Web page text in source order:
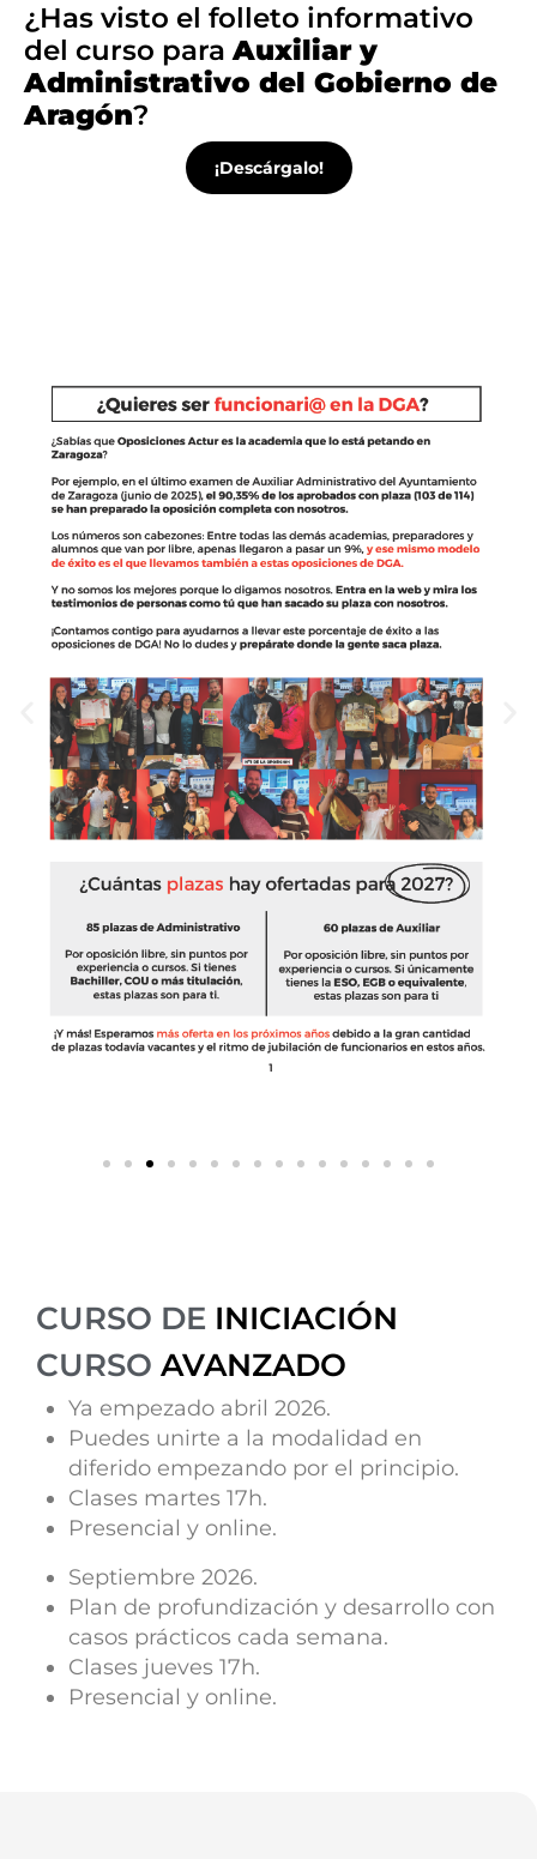
¿Has visto el folleto informativo
del curso paraAuxiliar y
Administrativo del Gobierno de
Aragón?
¡Descárgalo!
CURSO DE INICIACIÓN
CURSO AVANZADO
Ya empezado abril 2026.
Puedes unirte a la modalidad en
diferido empezando por el principio.
Clases martes 17h.
Presencial y online.
Septiembre 2026.
Plan de profundización y desarrollo con
casos prácticos cada semana.
Clases jueves 17h.
Presencial y online.